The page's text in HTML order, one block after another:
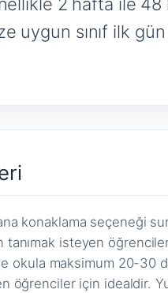
2 hafta ile 48
uygun sınıf ilk gün
konaklama seçeneği
tanımak isteyen
okula maksimum 20-30
öğrenciler için idealdir.